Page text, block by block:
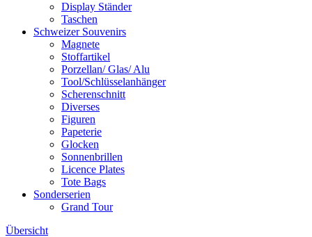
Display Ständer
Taschen
Schweizer Souvenirs
Magnete
Stoffartikel
Porzellan/ Glas/ Alu
Tool/Schlüsselanhänger
Scherenschnitt
Diverses
Figuren
Papeterie
Glocken
Sonnenbrillen
Licence Plates
Tote Bags
Sonderserien
Grand Tour
Übersicht